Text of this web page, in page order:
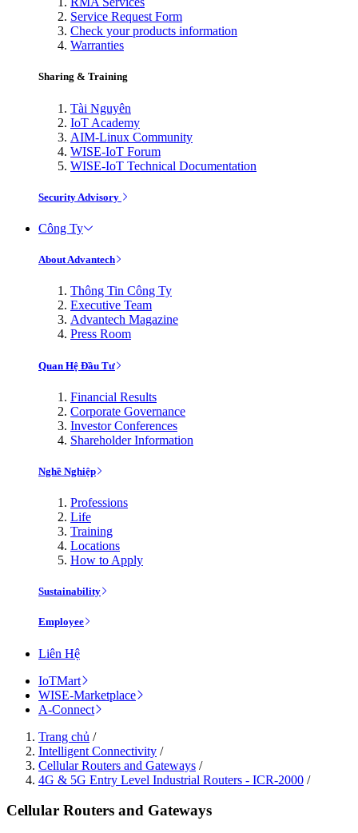
Service Request Form
Check your products information
Warranties
Sharing & Training
Tài Nguyên
IoT Academy
AIM-Linux Community
WISE-IoT Forum
WISE-IoT Technical Documentation
Security Advisory
Công Ty
About Advantech
Thông Tin Công Ty
Executive Team
Advantech Magazine
Press Room
Quan Hệ Đầu Tư
Financial Results
Corporate Governance
Investor Conferences
Shareholder Information
Nghề Nghiệp
Professions
Life
Training
Locations
How to Apply
Sustainability
Employee
Liên Hệ
IoTMart
WISE-Marketplace
A-Connect
Trang chủ /
Intelligent Connectivity /
Cellular Routers and Gateways /
4G & 5G Entry Level Industrial Routers - ICR-2000 /
Cellular Routers and Gateways